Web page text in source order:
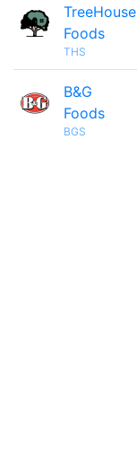
TreeHouse
Foods
THS
B&G
Foods
BGS